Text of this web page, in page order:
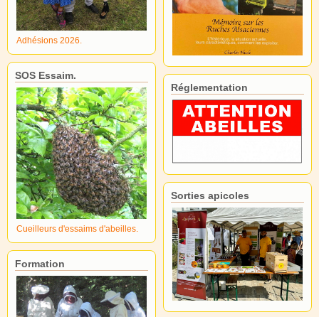
Adhésions 2026.
SOS Essaim.
Cueilleurs d'essaims d'abeilles.
Formation
Réglementation
Sorties apicoles